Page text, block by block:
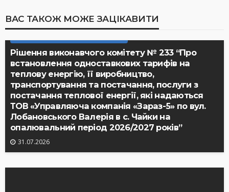
ВАС ТАКОЖ МОЖЕ ЗАЦІКАВИТИ
Рішення виконавчого комітету № 233 “Про
встановлення одноставкових тарифів на
теплову енергію, її виробництво,
транспортування та постачання, послуги з
постачання теплової енергії, які надаються
ТОВ «Управляюча компанія «Зараз-5» по вул.
Лобановського Валерія в с. Чайки на
опалювальний період 2026/2027 років”
31.07.2026